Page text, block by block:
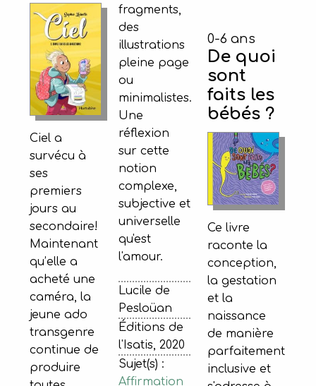
fragments,
des
illustrations
pleine page
ou
minimalistes.
Une
réflexion
sur cette
notion
complexe,
subjective et
universelle
qu'est
l'amour.
Lucile de
Pesloüan
Éditions de
l'Isatis, 2020
Sujet(s) :
Affirmation
Ciel a
survécu à
ses
premiers
jours au
secondaire!
Maintenant
qu’elle a
acheté une
caméra, la
jeune ado
transgenre
continue de
produire
0-6 ans
De quoi
sont
faits les
bébés ?
Ce livre
raconte la
conception,
la gestation
et la
naissance
de manière
parfaitement
inclusive et